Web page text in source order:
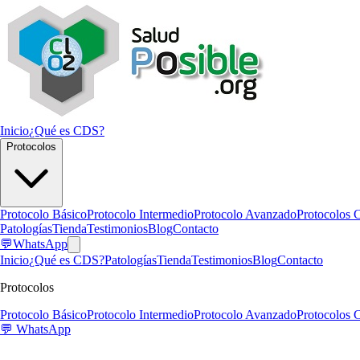
Inicio¿Qué es CDS?
Protocolos
Protocolo BásicoProtocolo IntermedioProtocolo AvanzadoProtocolos
PatologíasTiendaTestimoniosBlogContacto
💬WhatsApp
Inicio¿Qué es CDS?PatologíasTiendaTestimoniosBlogContacto
Protocolos
Protocolo BásicoProtocolo IntermedioProtocolo AvanzadoProtocolos
💬 WhatsApp